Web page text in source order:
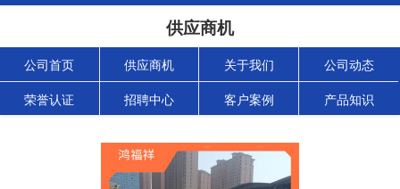
供应商机
公司首页 供应商机 关于我们 公司动态
荣誉认证 招聘中心 客户案例 产品知识